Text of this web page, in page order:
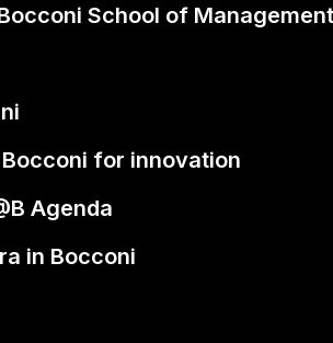
School of Management
for innovation
Agenda
in Bocconi